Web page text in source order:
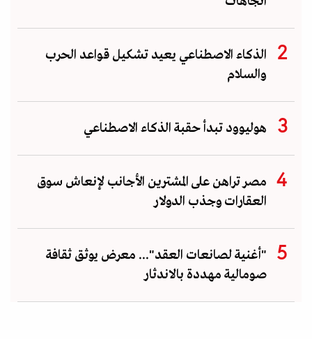
الذكاء الاصطناعي يعيد تشكيل قواعد الحرب
والسلام
هوليوود تبدأ حقبة الذكاء الاصطناعي
مصر تراهن على المشترين الأجانب لإنعاش سوق
العقارات وجذب الدولار
"أغنية لصانعات العقد"... معرض يوثق ثقافة
صومالية مهددة بالاندثار